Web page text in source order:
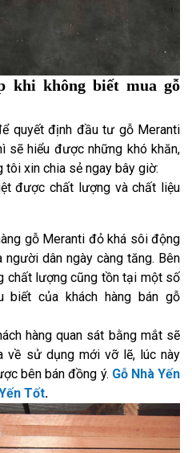
khi không biết mua gỗ
quyết định đầu tư gỗ Meranti
sẽ hiểu được những khó khăn,
tôi xin chia sẻ ngay bây giờ:
được chất lượng và chất liệu
gỗ Meranti đỏ khá sôi động
người dân ngày càng tăng. Bên
chất lượng cũng tồn tại một số
của khách hàng bán gỗ
hàng quan sát bằng mắt sẽ
về sử dụng mới vỡ lẽ, lúc này
bên bán đồng ý. Gỗ Nhà Yến
Tốt.